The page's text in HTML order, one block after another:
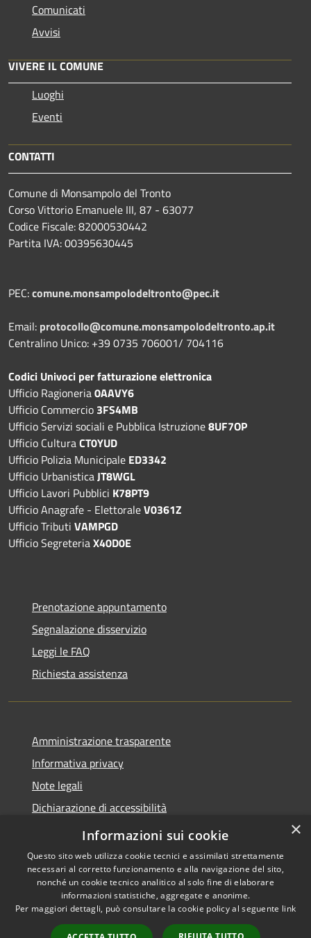
Comunicati
Avvisi
VIVERE IL COMUNE
Luoghi
Eventi
CONTATTI
Comune di Monsampolo del Tronto
Corso Vittorio Emanuele III, 87 - 63077
Codice Fiscale: 82000530442
Partita IVA: 00395630445
PEC:comune.monsampolodeltronto@pec.it
Email: protocollo@comune.monsampolodeltronto.ap.it
Centralino Unico: +39 0735 706001/ 704116
Codici Univoci per fatturazione elettronica
Ufficio Ragioneria0AAVY6
Ufficio Commercio 3FS4MB
Ufficio Servizi sociali e Pubblica Istruzione8UF7OP
Ufficio CulturaCT0YUD
Ufficio Polizia Municipale ED3342
Ufficio UrbanisticaJT8WGL
Ufficio Lavori Pubblici K78PT9
Ufficio Anagrafe - ElettoraleV0361Z
Ufficio Tributi VAMPGD
Ufficio SegreteriaX40D0E
Prenotazione appuntamento
Segnalazione disservizio
Leggi le FAQ
Richiesta assistenza
Amministrazione trasparente
Informativa privacy
Note legali
Dichiarazione di accessibilità
RSS
Accessibilità
Privacy
Dichiarazione Accessibilità
Amministrazione
trasparente
×
Informazioni sui cookie
Questo sito web utilizza cookie tecnici e assimilati strettamente
necessari al corretto funzionamento e alla navigazione del sito,
nonché un cookie tecnico analitico al solo fine di elaborare
informazioni statistiche, aggregate e anonime.
Per maggiori dettagli, può consultare la cookie policy al seguente link